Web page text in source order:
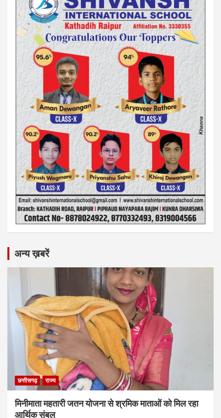
अन्य ख़बरें
छत्तीसगढ़ राज्य
मिनीमाता महतारी जतन योजना से श्रमिक माताओं को मिल रहा
आर्थिक संबल